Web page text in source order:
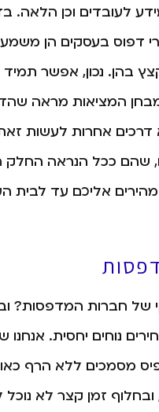
לעובדים וכן הלאה.
דפוס בעסקים הן
נכון, אפשר תמיד
המציאות מראה
דרכים אחרות לעשות
שהם ככל הנראה
חברות המדפסות?
נוחים יחסית.
מסמכים ללא הרף
זמן קצר לא